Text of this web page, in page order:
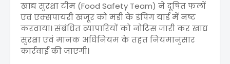
खाद्य सुरक्षा टीम (Food Safety Team) ने दूषित फलों
एवं एक्सपायरी खजूर को मंडी के डंपिंग यार्ड में नष्ट
करवाया। संबंधित व्यापारियों को नोटिस जारी कर खाद्य
सुरक्षा एवं मानक अधिनियम के तहत नियमानुसार
कार्रवाई की जाएगी।